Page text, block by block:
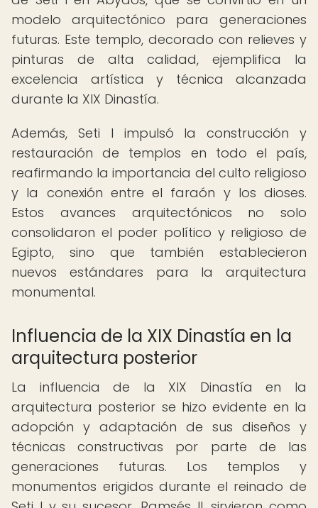
modelo arquitectónico para generaciones
futuras. Este templo, decorado con relieves y
pinturas de alta calidad, ejemplifica la
excelencia artística y técnica alcanzada
durante la XIX Dinastía.
Además, Seti I impulsó la construcción y
restauración de templos en todo el país,
reafirmando la importancia del culto religioso
y la conexión entre el faraón y los dioses.
Estos avances arquitectónicos no solo
consolidaron el poder político y religioso de
Egipto, sino que también establecieron
nuevos estándares para la arquitectura
monumental.
Influencia de la XIX Dinastía en la
arquitectura posterior
La influencia de la XIX Dinastía en la
arquitectura posterior se hizo evidente en la
adopción y adaptación de sus diseños y
técnicas constructivas por parte de las
generaciones futuras. Los templos y
monumentos erigidos durante el reinado de